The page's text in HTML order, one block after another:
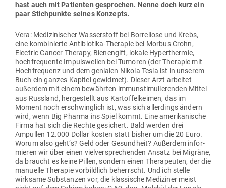
hast auch mit Pati­enten gesprochen. Nenne doch kurz ein
paar Stich­punkte seines Konzepts.
Vera: Medi­zi­ni­scher Was­ser­stoff bei Bor­re­liose und Krebs,
eine kom­bi­nierte Anti­biotika-The­rapie bei Morbus Crohn,
Electric Cancer Therapy, Bie­nengift, lokale Hyper­thermie,
hoch­fre­quente Impuls­wellen bei Tumoren (der The­rapie mit
Hoch­fre­quenz und dem genialen Nikola Tesla ist in unserem
Buch ein ganzes Kapitel gewidmet). Dieser Arzt arbeitet
außerdem mit einem bewährten immun­sti­mu­lie­renden Mittel
aus Russland, her­ge­stellt aus Kar­tof­fel­keimen, das im
Moment noch erschwinglich ist, was sich aller­dings ändern
wird, wenn Big Pharma ins Spiel kommt. Eine ame­ri­ka­nische
Firma hat sich die Rechte gesi­chert. Bald werden drei
Ampullen 12.000 Dollar kosten statt bisher um die 20 Euro.
Worum also geht’s? Geld oder Gesundheit? Außerdem infor­
mieren wir über einen viel­ver­spre­chenden Ansatz bei Migräne,
da braucht es keine Pillen, sondern einen The­ra­peuten, der die
manuelle The­rapie vor­bildlich beherrscht. Und ich stelle
wirksame Sub­stanzen vor, die klas­sische Medi­ziner meist